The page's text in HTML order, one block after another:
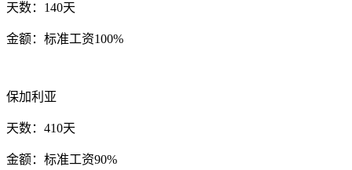
天数：140天
金额：标准工资100%
保加利亚
天数：410天
金额：标准工资90%